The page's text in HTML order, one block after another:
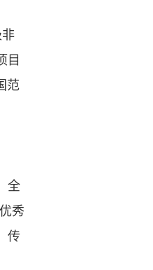
目
范
全
秀
传